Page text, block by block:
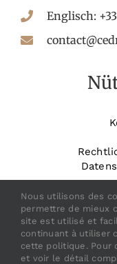
Englisch: +33
Nous utilisons des
permettre de mieux
site est utilisé et
continuant à utiliser
cette politique. Pour
et voir le détail